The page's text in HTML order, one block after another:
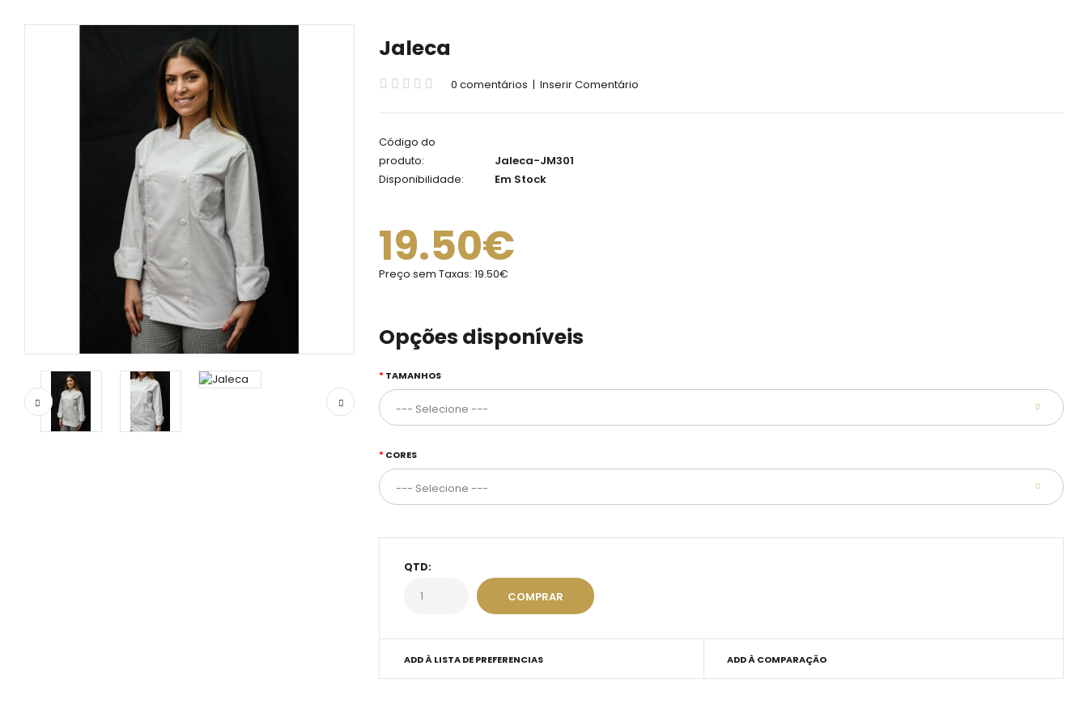
Jaleca
0 comentários | Inserir Comentário
Código do
produto:
Jaleca-JM301
Disponibilidade:
Em Stock
19.50€
Preço sem Taxas: 19.50€
Opções disponíveis
TAMANHOS
CORES
QTD:
ADD À LISTA DE PREFERENCIAS ADD À COMPARAÇÃO